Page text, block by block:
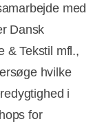
med
Dansk
& Tekstil mfl.,
hvilke
i
for